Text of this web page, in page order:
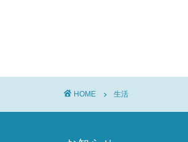
HOME 生活